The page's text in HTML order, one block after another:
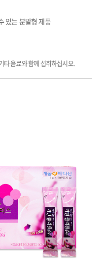
있는 분말형 제품
타 음료와 함께 섭취하십시오.